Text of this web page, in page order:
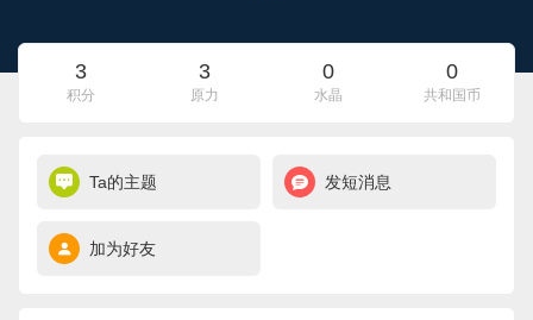
3
积分
3
原力
0
水晶
0
共和国币
Ta的主题 发短消息
加为好友